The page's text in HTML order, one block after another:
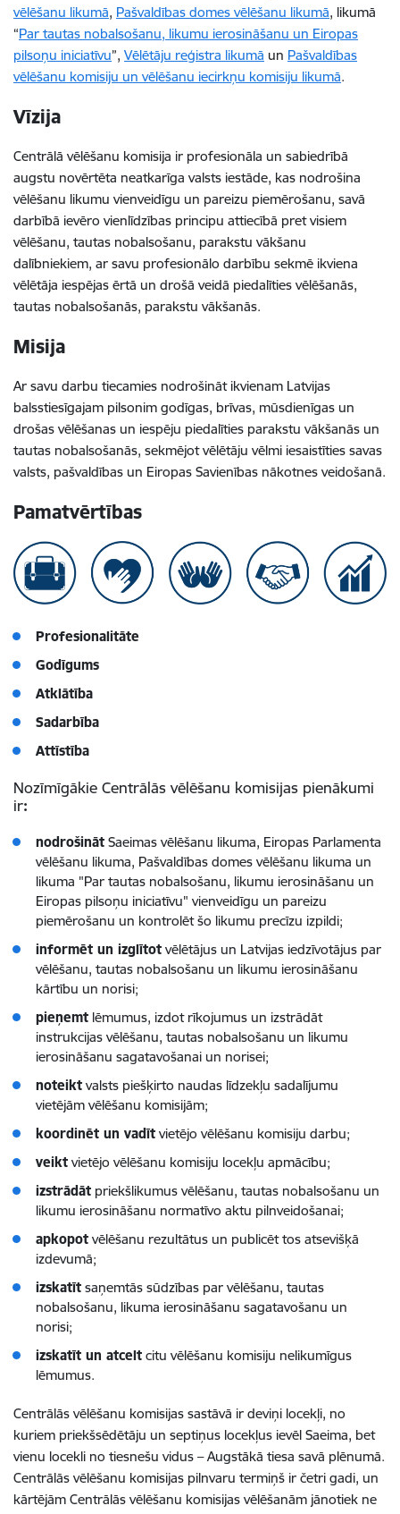
vēlēšanu likumā, Pašvaldības domes vēlēšanu likumā, likumā
“Par tautas nobalsošanu, likumu ierosināšanu un Eiropas
pilsoņu iniciatīvu”, Vēlētāju reģistra likumā un Pašvaldības
vēlēšanu komisiju un vēlēšanu iecirkņu komisiju likumā.
Vīzija
Centrālā vēlēšanu komisija ir profesionāla un sabiedrībā
augstu novērtēta neatkarīga valsts iestāde, kas nodrošina
vēlēšanu likumu vienveidīgu un pareizu piemērošanu, savā
darbībā ievēro vienlīdzības principu attiecībā pret visiem
vēlēšanu, tautas nobalsošanu, parakstu vākšanu
dalībniekiem, ar savu profesionālo darbību sekmē ikviena
vēlētāja iespējas ērtā un drošā veidā piedalīties vēlēšanās,
tautas nobalsošanās, parakstu vākšanās.
Misija
Ar savu darbu tiecamies nodrošināt ikvienam Latvijas
balsstiesīgajam pilsonim godīgas, brīvas, mūsdienīgas un
drošas vēlēšanas un iespēju piedalīties parakstu vākšanās un
tautas nobalsošanās, sekmējot vēlētāju vēlmi iesaistīties savas
valsts, pašvaldības un Eiropas Savienības nākotnes veidošanā.
Pamatvērtības
Profesionalitāte
Godīgums
Atklātība
Sadarbība
Attīstība
Nozīmīgākie Centrālās vēlēšanu komisijas pienākumi
ir:
nodrošināt Saeimas vēlēšanu likuma, Eiropas Parlamenta
vēlēšanu likuma, Pašvaldības domes vēlēšanu likuma un
likuma "Par tautas nobalsošanu, likumu ierosināšanu un
Eiropas pilsoņu iniciatīvu" vienveidīgu un pareizu
piemērošanu un kontrolēt šo likumu precīzu izpildi;
informēt un izglītot vēlētājus un Latvijas iedzīvotājus par
vēlēšanu, tautas nobalsošanu un likumu ierosināšanu
kārtību un norisi;
pieņemt lēmumus, izdot rīkojumus un izstrādāt
instrukcijas vēlēšanu, tautas nobalsošanu un likumu
ierosināšanu sagatavošanai un norisei;
noteikt valsts piešķirto naudas līdzekļu sadalījumu
vietējām vēlēšanu komisijām;
koordinēt un vadīt vietējo vēlēšanu komisiju darbu;
veikt vietējo vēlēšanu komisiju locekļu apmācību;
izstrādāt priekšlikumus vēlēšanu, tautas nobalsošanu un
likumu ierosināšanu normatīvo aktu pilnveidošanai;
apkopot vēlēšanu rezultātus un publicēt tos atsevišķā
izdevumā;
izskatīt saņemtās sūdzības par vēlēšanu, tautas
nobalsošanu, likuma ierosināšanu sagatavošanu un
norisi;
izskatīt un atcelt citu vēlēšanu komisiju nelikumīgus
lēmumus.
Centrālās vēlēšanu komisijas sastāvā ir deviņi locekļi, no
kuriem priekšsēdētāju un septiņus locekļus ievēl Saeima, bet
vienu locekli no tiesnešu vidus – Augstākā tiesa savā plēnumā.
Centrālās vēlēšanu komisijas pilnvaru termiņš ir četri gadi, un
kārtējām Centrālās vēlēšanu komisijas vēlēšanām jānotiek ne